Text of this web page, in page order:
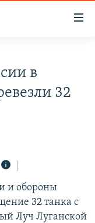
в
32
и обороны
32 танка с
Луч Луганской